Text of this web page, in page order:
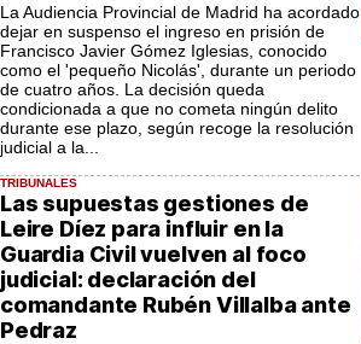
La Audiencia Provincial de Madrid ha acordado
dejar en suspenso el ingreso en prisión de
Francisco Javier Gómez Iglesias, conocido
como el 'pequeño Nicolás', durante un periodo
de cuatro años. La decisión queda
condicionada a que no cometa ningún delito
durante ese plazo, según recoge la resolución
judicial a la...
TRIBUNALES
Las supuestas gestiones de
Leire Díez para influir en la
Guardia Civil vuelven al foco
judicial: declaración del
comandante Rubén Villalba ante
Pedraz